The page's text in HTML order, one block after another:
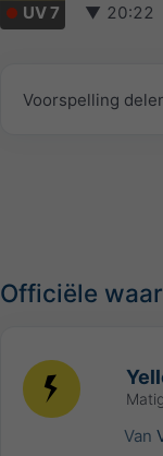
UV 7
▼ 20:22
Voorspelling
Officiële
Van